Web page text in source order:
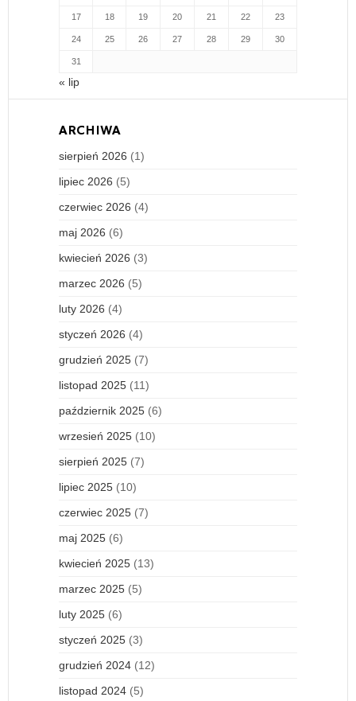
17 18 19 20 21 22 23
24 25 26 27 28 29 30
31
« lip
ARCHIWA
sierpień 2026 (1)
lipiec 2026 (5)
czerwiec 2026 (4)
maj 2026 (6)
kwiecień 2026 (3)
marzec 2026 (5)
luty 2026 (4)
styczeń 2026 (4)
grudzień 2025 (7)
listopad 2025 (11)
październik 2025 (6)
wrzesień 2025 (10)
sierpień 2025 (7)
lipiec 2025 (10)
czerwiec 2025 (7)
maj 2025 (6)
kwiecień 2025 (13)
marzec 2025 (5)
luty 2025 (6)
styczeń 2025 (3)
grudzień 2024 (12)
listopad 2024 (5)